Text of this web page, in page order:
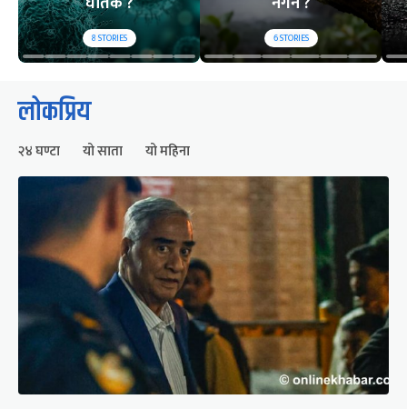
8STORIES 6STORIES
लोकप्रिय
२४ घण्टा यो साता यो महिना